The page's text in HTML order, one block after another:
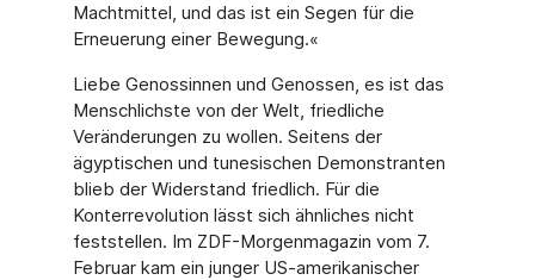
Machtmittel, und das ist ein Segen für die
Erneuerung einer Bewegung.«
Liebe Genossinnen und Genossen, es ist das
Menschlichste von der Welt, friedliche
Veränderungen zu wollen. Seitens der
ägyptischen und tunesischen Demonstranten
blieb der Widerstand friedlich. Für die
Konterrevolution lässt sich ähnliches nicht
feststellen. Im ZDF-Morgenmagazin vom 7.
Februar kam ein junger US-amerikanischer